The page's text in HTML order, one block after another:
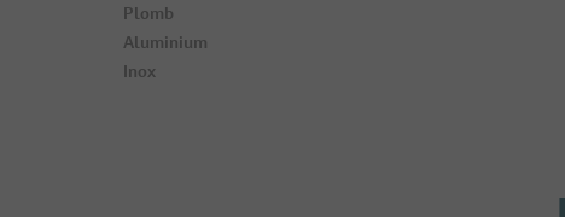
Plomb
Aluminium
Inox